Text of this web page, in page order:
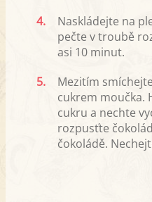
4.
Naskládejte na
pečte v troubě
asi 10 minut.
5.
Mezitím
cukrem moučka.
cukru a nechte
rozpusťte
čokoládě.